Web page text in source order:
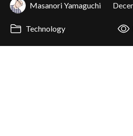
Masanori Yamaguchi
Technology